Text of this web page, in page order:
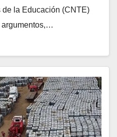
la Educación (CNTE)
argumentos,…